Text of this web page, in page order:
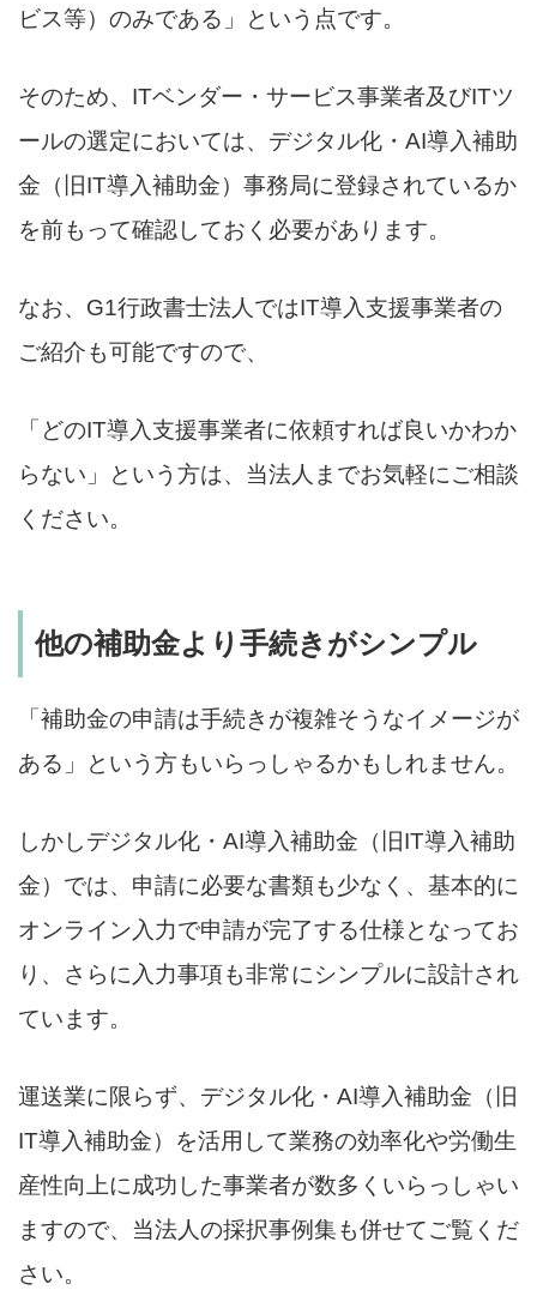
ビス等）のみである」という点です。
そのため、ITベンダー・サービス事業者及びITツ
ールの選定においては、デジタル化・AI導入補助
金（旧IT導入補助金）事務局に登録されているか
を前もって確認しておく必要があります。
なお、G1行政書士法人ではIT導入支援事業者の
ご紹介も可能ですので、
「どのIT導入支援事業者に依頼すれば良いかわか
らない」という方は、当法人までお気軽にご相談
ください。
他の補助金より手続きがシンプル
「補助金の申請は手続きが複雑そうなイメージが
ある」という方もいらっしゃるかもしれません。
しかしデジタル化・AI導入補助金（旧IT導入補助
金）では、申請に必要な書類も少なく、基本的に
オンライン入力で申請が完了する仕様となってお
り、さらに入力事項も非常にシンプルに設計され
ています。
運送業に限らず、デジタル化・AI導入補助金（旧
IT導入補助金）を活用して業務の効率化や労働生
産性向上に成功した事業者が数多くいらっしゃい
ますので、当法人の採択事例集も併せてご覧くだ
さい。